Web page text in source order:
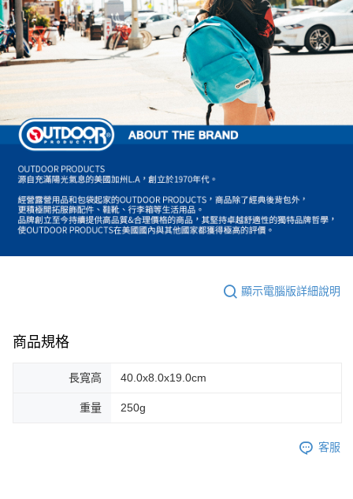
顯示電腦版詳細說明
商品規格
長寬高 40.0x8.0x19.0cm
重量 250g
客服